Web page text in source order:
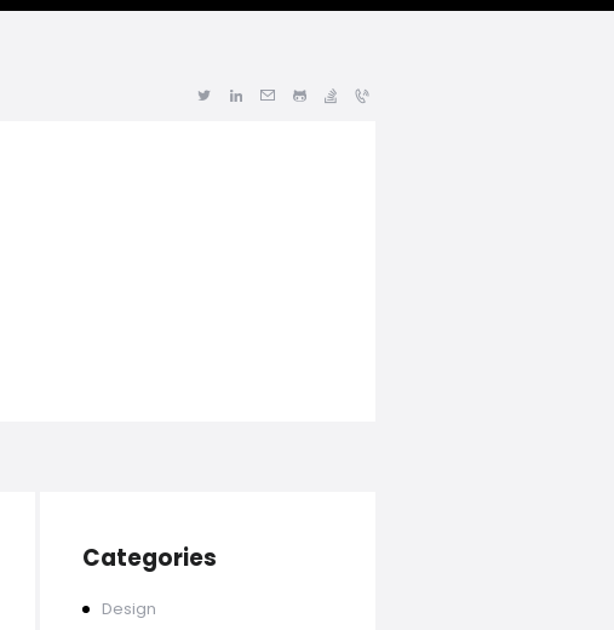
Categories
Design